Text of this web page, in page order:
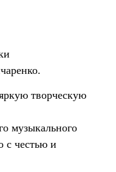
творческую
музыкального
с честью и